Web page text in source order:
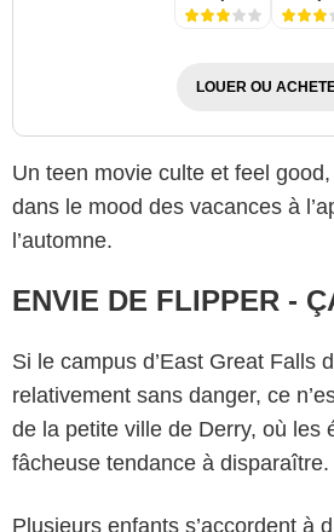
LOUER OU
Un teen movie culte et feel
dans le mood des vacances à
l’automne.
ENVIE DE FLIPPER -
Si le campus d’East Great Falls
relativement sans danger, ce
de la petite ville de Derry, où les
fâcheuse tendance à disparaître.
Plusieurs enfants s’accordent à